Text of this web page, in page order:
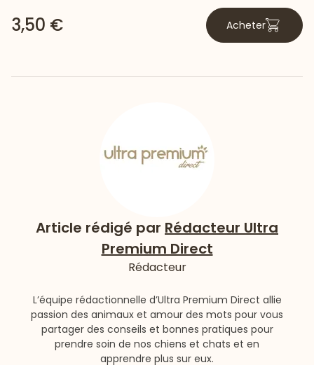
3,50 € Acheter
Article rédigé par Rédacteur Ultra
Premium Direct
Rédacteur
L’équipe rédactionnelle d’Ultra Premium Direct allie
passion des animaux et amour des mots pour vous
partager des conseils et bonnes pratiques pour
prendre soin de nos chiens et chats et en
apprendre plus sur eux.